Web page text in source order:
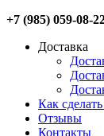
+7 (985) 059-08-
Доставка
Как сделать
Отзывы
Контакты